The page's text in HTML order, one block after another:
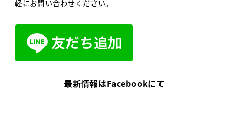
軽にお問い合わせください。
最新情報はFacebookにて